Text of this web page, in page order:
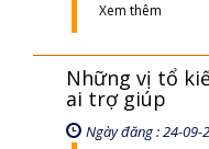
Xem thêm
Những vị tổ
ai trợ giúp
Ngày đăng : 24-09-